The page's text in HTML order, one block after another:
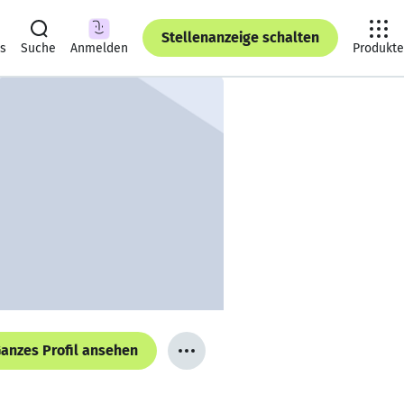
Suche Anmelden
Stellenanzeige schalten
Produkte
Profil ansehen